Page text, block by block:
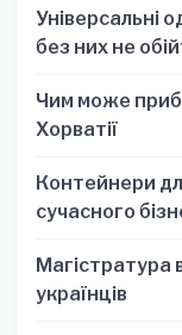
Універсальні
без них не
Чим може
Хорватії
Контейнери
сучасного
Магістратура
українців